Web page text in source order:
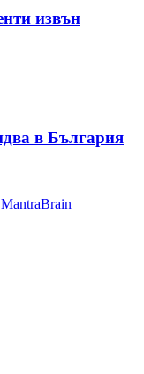
извън
в България
MantraBrain